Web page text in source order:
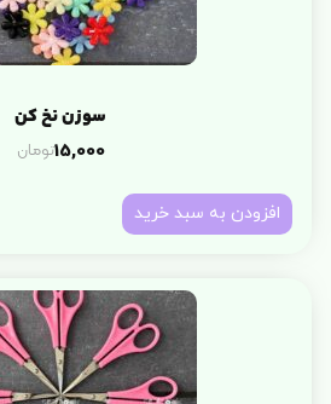
سوزن نخ کن
15,000تومان
افزودن به سبد خرید